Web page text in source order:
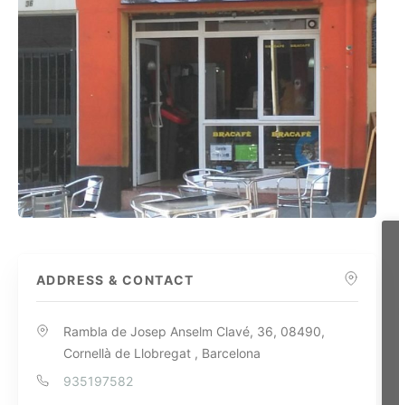
ADDRESS & CONTACT
Rambla de Josep Anselm Clavé, 36, 08490,
Cornellà de Llobregat , Barcelona
935197582